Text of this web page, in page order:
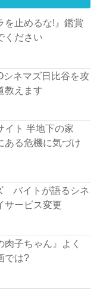
を止めるな!』鑑賞
ください
シネマズ日比谷を攻
教えます
イト 半地下の家
ある危機に気づけ
バイトが語るシネ
サービス変更
肉子ちゃん』よく
では?